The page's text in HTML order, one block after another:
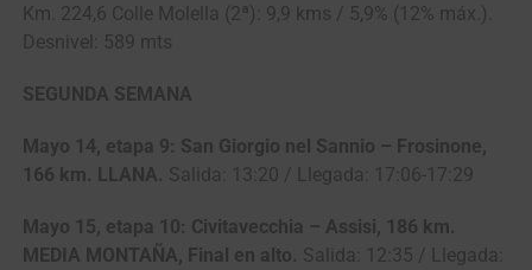
Km. 224,6 Colle Molella (2ª): 9,9 kms / 5,9% (12% máx.).
Desnivel: 589 mts
SEGUNDA SEMANA
Mayo 14, etapa 9: San Giorgio nel Sannio – Frosinone,
166 km. LLANA. Salida: 13:20 / Llegada: 17:06-17:29
Mayo 15, etapa 10: Civitavecchia – Assisi, 186 km.
MEDIA MONTAÑA, Final en alto. Salida: 12:35 / Llegada: